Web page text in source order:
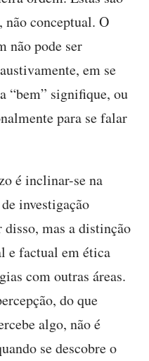
não conceptual. O
não pode ser
em se
“bem” signifique, ou
para se falar
é inclinar-se na
investigação
mas a distinção
e factual em ética
com outras áreas.
do que
algo, não é
se descobre o